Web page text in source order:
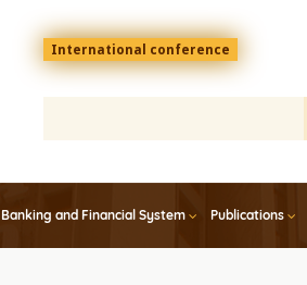
Menu
top
En
International conference
Banking and Financial System Publications